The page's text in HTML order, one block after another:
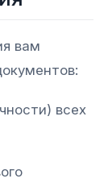
вам
всех